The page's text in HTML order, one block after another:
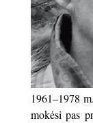
1961–1978
mokėsi pas